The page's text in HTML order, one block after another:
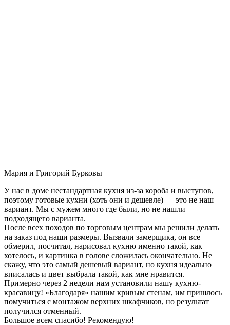
Мария и Григорий Бурковы
У нас в доме нестандартная кухня из-за короба и выступов,
поэтому готовые кухни (хоть они и дешевле) — это не наш
вариант. Мы с мужем много где были, но не нашли
подходящего варианта.
После всех походов по торговым центрам мы решили делать
на заказ под наши размеры. Вызвали замерщика, он все
обмерил, посчитал, нарисовал кухню именно такой, как
хотелось, и картинка в голове сложилась окончательно. Не
скажу, что это самый дешевый вариант, но кухня идеально
вписалась и цвет выбрала такой, как мне нравится.
Примерно через 2 недели нам установили нашу кухню-
красавицу! «Благодаря» нашим кривым стенам, им пришлось
помучиться с монтажом верхних шкафчиков, но результат
получился отменный.
Большое всем спасибо! Рекомендую!